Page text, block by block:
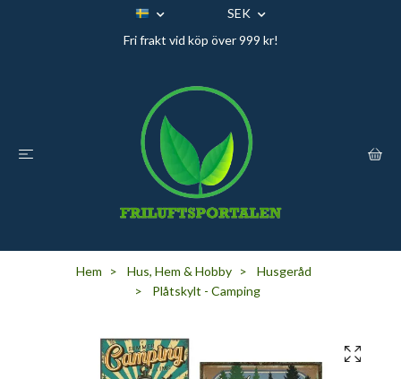
SEK
Fri frakt vid köp över 999 kr!
Hem Hus, Hem & Hobby
Husgeråd
Plåtskylt - Camping